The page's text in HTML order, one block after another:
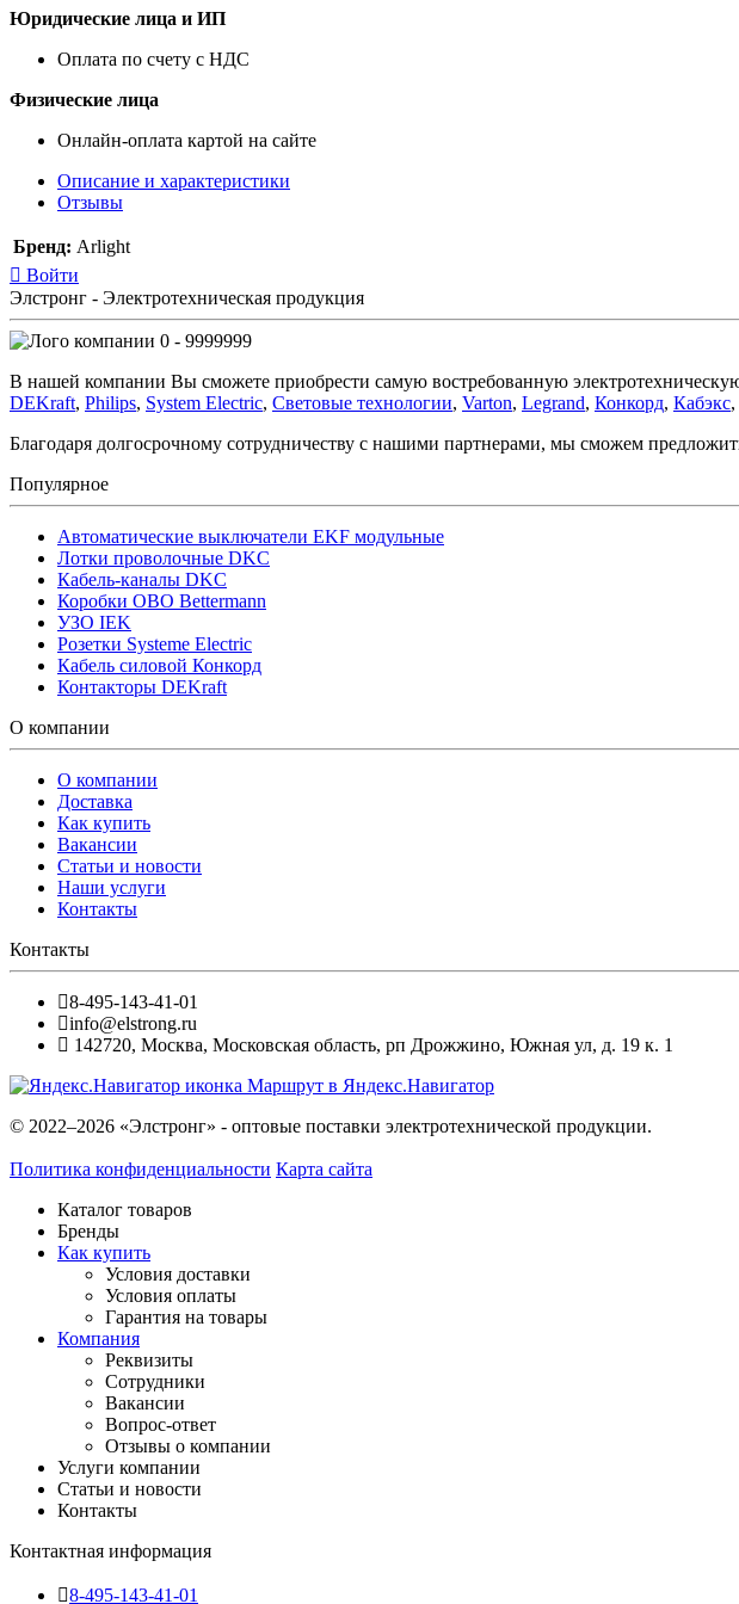
Юридические лица и ИП
Оплата по счету с НДС
Физические лица
Онлайн-оплата картой на сайте
Описание и характеристики
Отзывы
Бренд: Arlight
Войти
Элстронг - Электротехническая продукция
0 - 9999999
В нашей компании Вы сможете приобрести самую востребованную
DEKraft, Philips, System Electric, Световые технологии, Varton, Legrand, Конкорд, Кабэкс,
Благодаря долгосрочному сотрудничеству с нашими партнерами, мы сможем
Популярное
Автоматические выключатели EKF модульные
Лотки проволочные DKC
Кабель-каналы DKC
Коробки OBO Bettermann
УЗО IEK
Розетки Systeme Electric
Кабель силовой Конкорд
Контакторы DEKraft
О компании
О компании
Доставка
Как купить
Вакансии
Статьи и новости
Наши услуги
Контакты
Контакты
8-495-143-41-01
info@elstrong.ru
142720, Москва, Московская область, рп Дрожжино, Южная ул, д. 19 к. 1
Маршрут в Яндекс.Навигатор
© 2022–2026 «Элстронг» - оптовые поставки электротехнической продукции.
Политика конфиденциальности Карта сайта
Каталог товаров
Бренды
Как купить
Условия доставки
Условия оплаты
Гарантия на товары
Компания
Реквизиты
Сотрудники
Вакансии
Вопрос-ответ
Отзывы о компании
Услуги компании
Статьи и новости
Контакты
Контактная информация
8-495-143-41-01